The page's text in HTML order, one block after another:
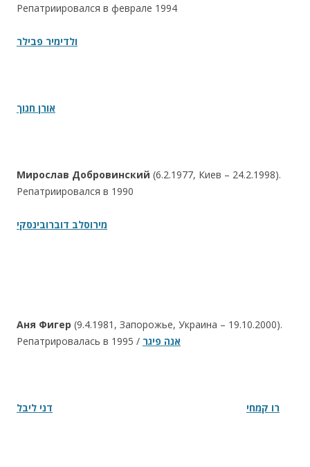
Репатриировался в феврале 1994
ולדימיר פבילר
אורן חנוך
Мирослав Добровинский (6.2.1977, Киев – 24.2.1998).
Репатриировался в 1990
מירוסלב דוברובינסקי
Аня Фигер (9.4.1981, Запорожье, Украина – 19.10.2000).
Репатрировалась в 1995 / אנה פיגר
רו קמחי דני ליבל